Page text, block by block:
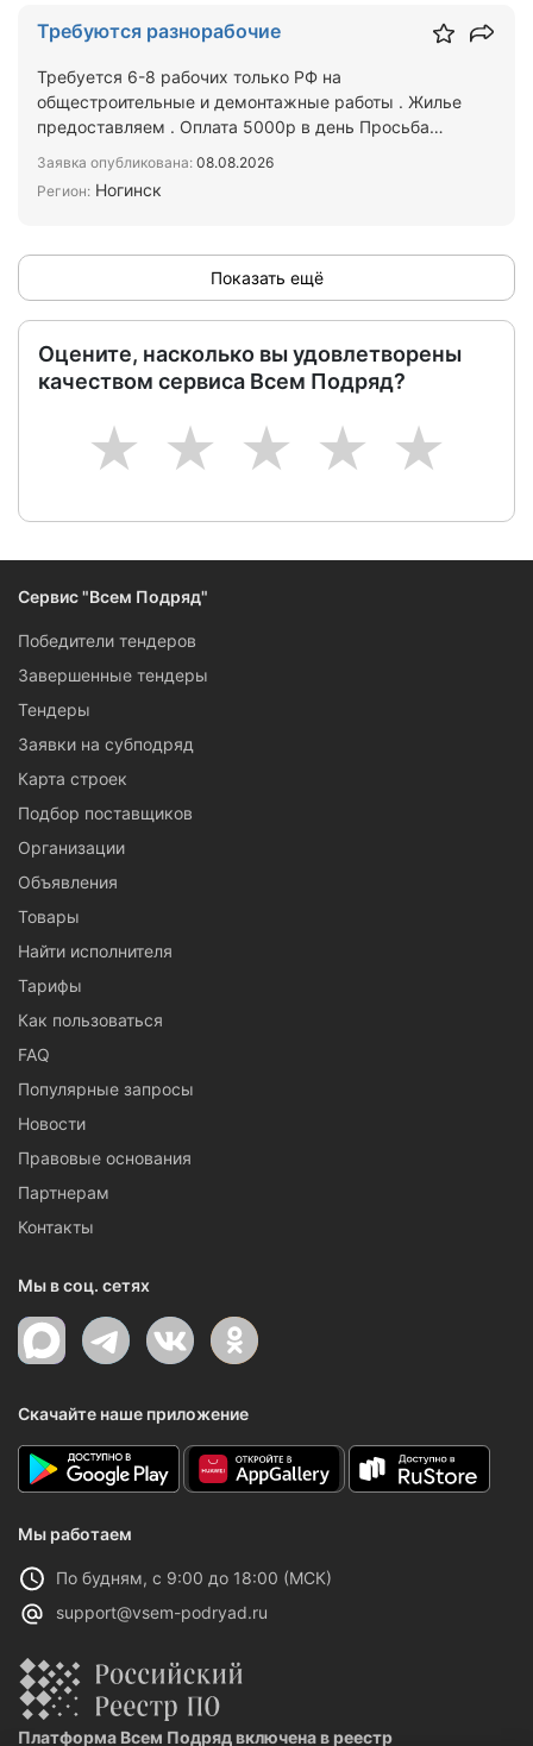
Требуются разнорабочие
Требуется 6-8 рабочих только РФ на
общестроительные и демонтажные работы . Жилье
предоставляем . Оплата 5000р в день Просьба
Заявка опубликована: 08.08.2026
Регион: Ногинск
Показать ещё
Оцените, насколько вы удовлетворены
качеством сервиса Всем Подряд?
5
4
3
2
1
Сервис "Всем Подряд"
Победители тендеров
Завершенные тендеры
Тендеры
Заявки на субподряд
Карта строек
Подбор поставщиков
Организации
Объявления
Товары
Найти исполнителя
Тарифы
Как пользоваться
FAQ
Популярные запросы
Новости
Правовые основания
Партнерам
Контакты
Мы в соц. сетях
Скачайте наше приложение
Мы работаем
По будням, с 9:00 до 18:00 (МСК)
support@vsem-podryad.ru
Платформа Всем Подряд включена в реестр